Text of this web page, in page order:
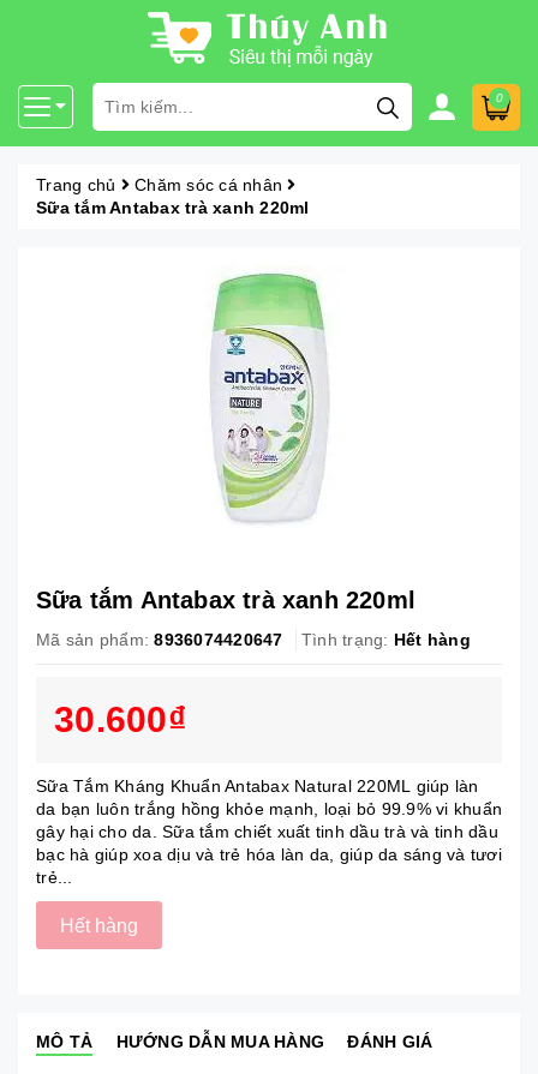
0
Trang chủ
Chăm sóc cá nhân
Sữa tắm Antabax trà xanh 220ml
Sữa tắm Antabax trà xanh 220ml
Mã sản phẩm: 8936074420647 Tình trạng: Hết hàng
30.600₫
Sữa Tắm Kháng Khuẩn Antabax Natural 220ML giúp làn
da bạn luôn trắng hồng khỏe mạnh, loại bỏ 99.9% vi khuẩn
gây hại cho da. Sữa tắm chiết xuất tinh dầu trà và tinh dầu
bạc hà giúp xoa dịu và trẻ hóa làn da, giúp da sáng và tươi
trẻ...
Hết hàng
MÔ TẢ HƯỚNG DẪN MUA HÀNG ĐÁNH GIÁ